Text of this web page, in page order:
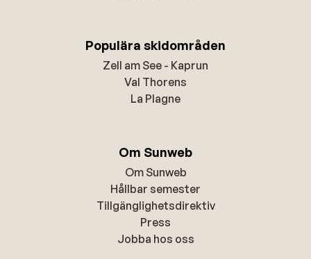
Populära skidområden
Zell am See - Kaprun
Val Thorens
La Plagne
Om Sunweb
Om Sunweb
Hållbar semester
Tillgänglighetsdirektiv
Press
Jobba hos oss